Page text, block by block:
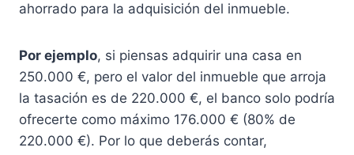
ahorrado para la adquisición del inmueble.
Por ejemplo, si piensas adquirir una casa en
250.000 €, pero el valor del inmueble que arroja
la tasación es de 220.000 €, el banco solo podría
ofrecerte como máximo 176.000 € (80% de
220.000 €). Por lo que deberás contar,